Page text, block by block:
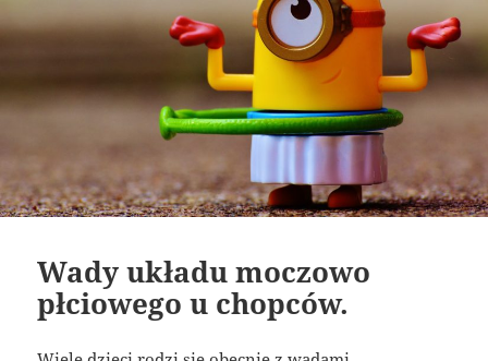
Wady układu moczowo
płciowego u chopców.